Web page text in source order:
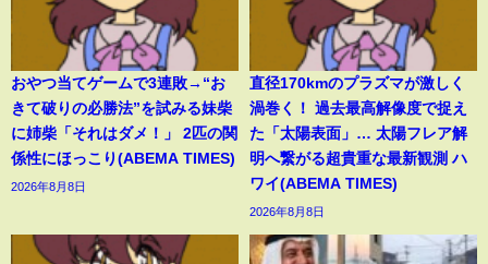
おやつ当てゲームで3連敗→“お
きて破りの必勝法”を試みる妹柴
に姉柴「それはダメ！」 2匹の関
係性にほっこり(ABEMA TIMES)
2026年8月8日
直径170kmのプラズマが激しく
渦巻く！ 過去最高解像度で捉え
た「太陽表面」… 太陽フレア解
明へ繋がる超貴重な最新観測 ハ
ワイ(ABEMA TIMES)
2026年8月8日